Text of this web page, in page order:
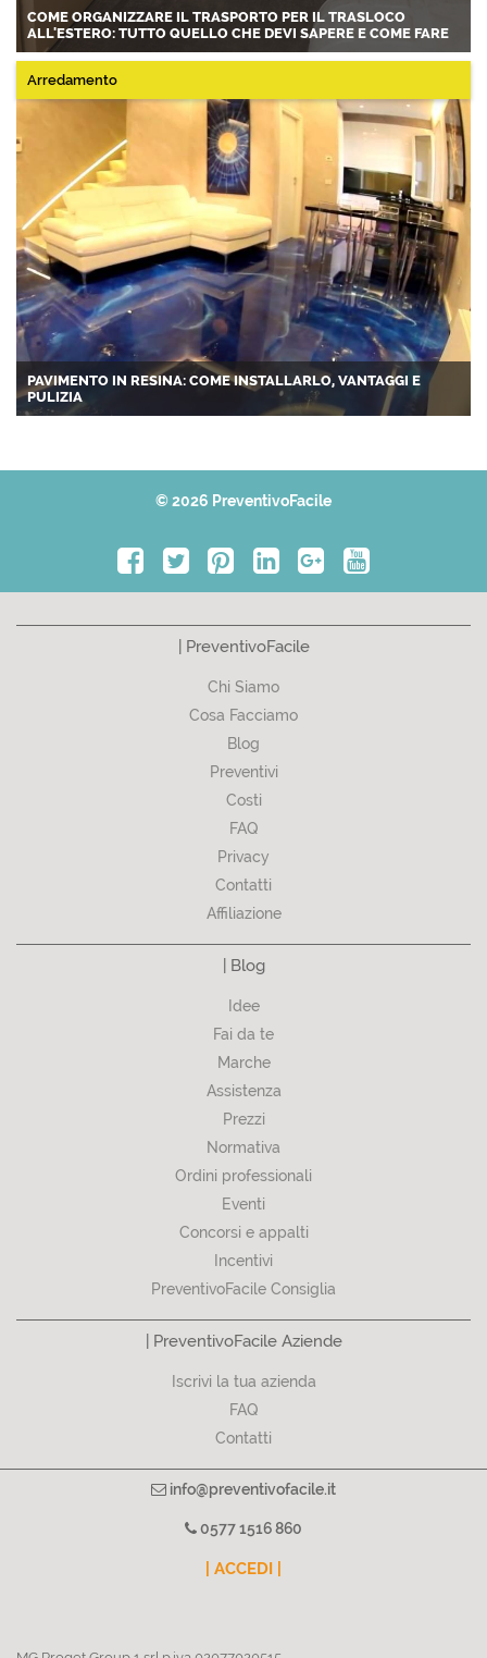
COME ORGANIZZARE IL TRASPORTO PER IL TRASLOCO
ALL'ESTERO: TUTTO QUELLO CHE DEVI SAPERE E COME FARE
Arredamento
PAVIMENTO IN RESINA: COME INSTALLARLO, VANTAGGI E
PULIZIA
© 2026 PreventivoFacile
| PreventivoFacile
Chi Siamo
Cosa Facciamo
Blog
Preventivi
Costi
FAQ
Privacy
Contatti
Affiliazione
| Blog
Idee
Fai da te
Marche
Assistenza
Prezzi
Normativa
Ordini professionali
Eventi
Concorsi e appalti
Incentivi
PreventivoFacile Consiglia
| PreventivoFacile Aziende
Iscrivi la tua azienda
FAQ
Contatti
info@preventivofacile.it
0577 1516 860
| ACCEDI |